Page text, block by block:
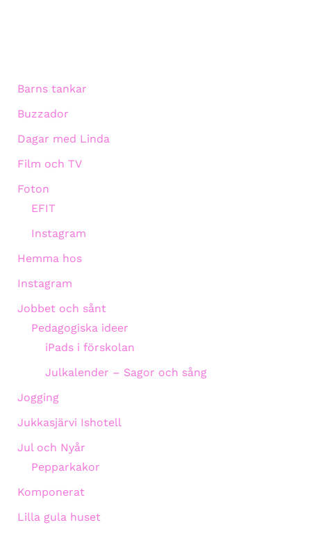
Barns tankar
Buzzador
Dagar med Linda
Film och TV
Foton
EFIT
Instagram
Hemma hos
Instagram
Jobbet och sånt
Pedagogiska ideer
iPads i förskolan
Julkalender – Sagor och sång
Jogging
Jukkasjärvi Ishotell
Jul och Nyår
Pepparkakor
Komponerat
Lilla gula huset